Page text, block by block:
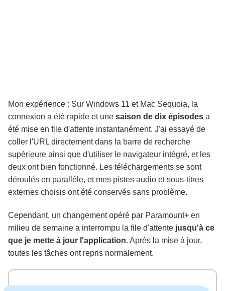
Mon expérience : Sur Windows 11 et Mac Sequoia, la
connexion a été rapide et une saison de dix épisodes a
été mise en file d'attente instantanément. J'ai essayé de
coller l'URL directement dans la barre de recherche
supérieure ainsi que d'utiliser le navigateur intégré, et les
deux ont bien fonctionné. Les téléchargements se sont
déroulés en parallèle, et mes pistes audio et sous-titres
externes choisis ont été conservés sans problème.
Cependant, un changement opéré par Paramount+ en
milieu de semaine a interrompu la file d'attente jusqu'à ce
que je mette à jour l'application. Après la mise à jour,
toutes les tâches ont repris normalement.